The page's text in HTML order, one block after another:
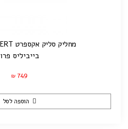
מחליק סליק אקספרט SLEEK EXPERT
בייביליס פרו
₪ 749
הוספה לסל